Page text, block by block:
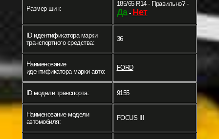
Размер шин:
185/65 R14 - Правильно? -
Да- Нет
ID идентификатора марки
транспортного средства:
36
Наименование
идентификатора марки авто:
FORD
ID модели транспорта: 9155
Наименование модели
автомобиля:
FOCUS III